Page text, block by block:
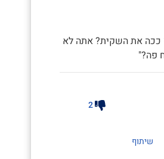
ככה את השקית? אתה לא
פה?"
2
שיתוף